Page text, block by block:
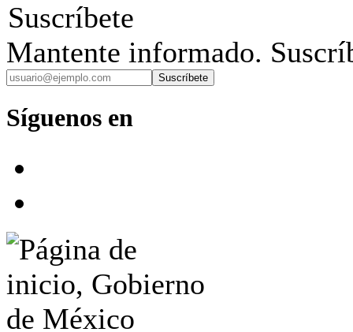
Suscríbete
Mantente informado.
Suscríbete
Síguenos en